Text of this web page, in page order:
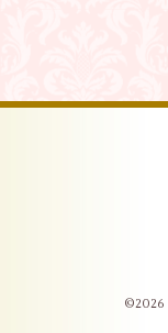
©2026